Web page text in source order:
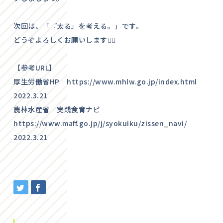
次回は、「『太る』を考える。」です。
どうぞよろしくお願いします💁‍♂️
【参考URL】
厚生労働省HP https://www.mhlw.go.jp/index.html
2022.3.21
農林水産省 実践食育ナビ
https://www.maff.go.jp/j/syokuiku/zissen_navi/
2022.3.21